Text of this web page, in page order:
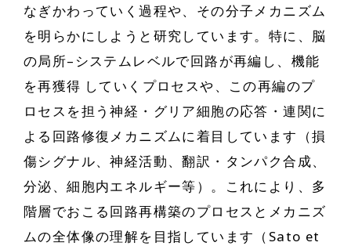
なぎかわっていく過程や、その分子メカニズム
を明らかにしようと研究しています。特に、脳
の局所–システムレベルで回路が再編し、機能
を再獲得 していくプロセスや、この再編のプ
ロセスを担う神経・グリア細胞の応答・連関に
よる回路修復メカニズムに着目しています（損
傷シグナル、神経活動、翻訳・タンパク合成、
分泌、細胞内エネルギー等）。これにより、多
階層でおこる回路再構築のプロセスとメカニズ
ムの全体像の理解を目指しています（Sato et